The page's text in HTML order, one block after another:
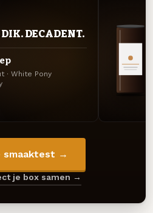
DECADENT.
· White Pony
smaaktest →
je box samen →